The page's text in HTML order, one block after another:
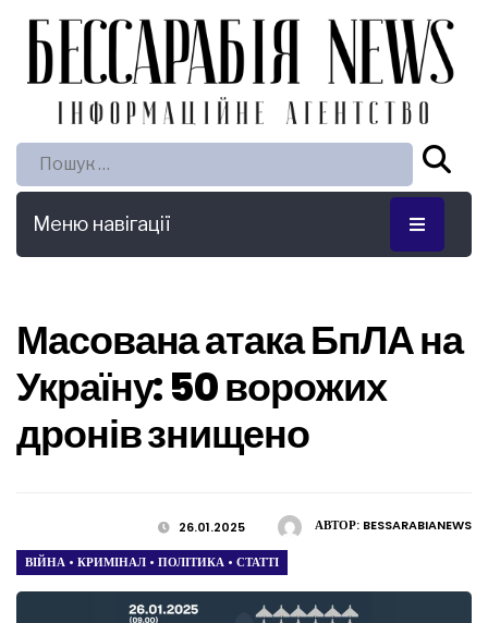
Пошук:
Меню навігації
Масована атака БпЛА на
Україну: 50 ворожих
дронів знищено
АВТОР: BESSARABIANEWS
26.01.2025
ВІЙНА • КРИМІНАЛ • ПОЛІТИКА • СТАТТІ